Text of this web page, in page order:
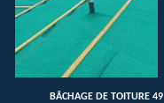
BÂCHAGE DE TOITURE 49